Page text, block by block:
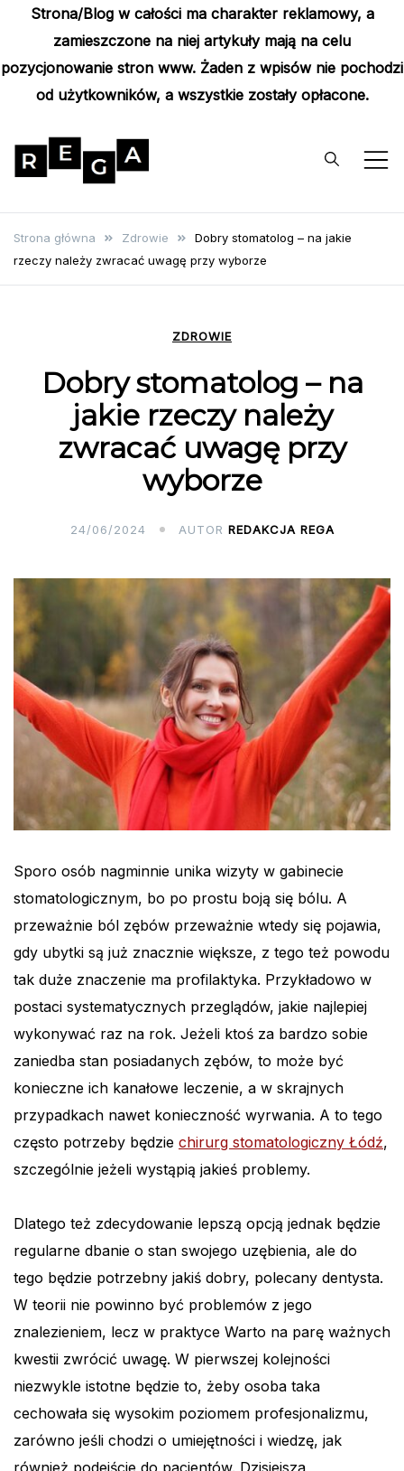
Strona/Blog w całości ma charakter reklamowy, a
zamieszczone na niej artykuły mają na celu
pozycjonowanie stron www. Żaden z wpisów nie pochodzi
od użytkowników, a wszystkie zostały opłacone.
content
Rega
Strona główna Zdrowie
Dobry stomatolog – na jakie
rzeczy należy zwracać uwagę przy wyborze
ZDROWIE
Dobry stomatolog – na
jakie rzeczy należy
zwracać uwagę przy
wyborze
24/06/2024 AUTOR REDAKCJA REGA
Sporo osób nagminnie unika wizyty w gabinecie
stomatologicznym, bo po prostu boją się bólu. A
przeważnie ból zębów przeważnie wtedy się pojawia,
gdy ubytki są już znacznie większe, z tego też powodu
tak duże znaczenie ma profilaktyka. Przykładowo w
postaci systematycznych przeglądów, jakie najlepiej
wykonywać raz na rok. Jeżeli ktoś za bardzo sobie
zaniedba stan posiadanych zębów, to może być
konieczne ich kanałowe leczenie, a w skrajnych
przypadkach nawet konieczność wyrwania. A to tego
często potrzeby będzie chirurg stomatologiczny Łódź,
szczególnie jeżeli wystąpią jakieś problemy.
Dlatego też zdecydowanie lepszą opcją jednak będzie
regularne dbanie o stan swojego uzębienia, ale do
tego będzie potrzebny jakiś dobry, polecany dentysta.
W teorii nie powinno być problemów z jego
znalezieniem, lecz w praktyce Warto na parę ważnych
kwestii zwrócić uwagę. W pierwszej kolejności
niezwykle istotne będzie to, żeby osoba taka
cechowała się wysokim poziomem profesjonalizmu,
zarówno jeśli chodzi o umiejętności i wiedzę, jak
również podejście do pacjentów. Dzisiejsza